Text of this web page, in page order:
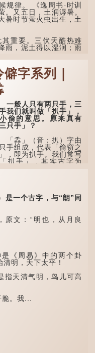
律。 《逸周书·时训
。又五日，土润溽暑。
暑时节萤火虫出生，土
重要。三伏天酷热难
雨，泥土得以湿润；雨
僻字系列｜
般人只有两只手，三
我们就叫做「扒手」，
偷的意思。原来真有
三只手」？
掱」（音：扒）字由
手组成，代表「偷窃之
，即为扒手。我们常写
扒手」，其实古字为
手」。
翦绺贼曰掱手，犹言扒
，亦曰瘪三码子。」
「翦绺」即剪断他
带以窃取钱物，是小偷
一个古字，与“朗”同
文：“明也，从月良
《周易》中的两个卦
明，天下太平！
天清气明，鸟儿可高
。我...